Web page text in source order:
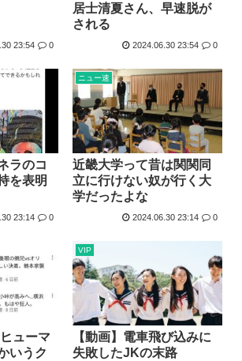
」2026年夏アニメ海外人気ランキング...
インヒロインがいない
故ガー!」 記者「米兵がレ●プしました...
税に反対している9人の自民党議員が全て...
いたから見てや
23:54 0
居士清夏さん、早速脱が
される
2024.06.30 23:54 0
ラのコ
を表明
23:14 0
ニュー速
近畿大学って昔は関関同
立に行けない奴が行く大
学だったよな
2024.06.30 23:14 0
ューマ
いうク
VIP
【動画】電車飛び込みに
失敗したJKの末路